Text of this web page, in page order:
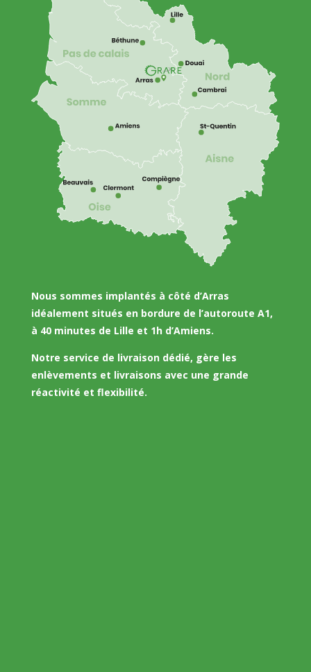
Nous sommes implantés à côté d’Arras
idéalement situés en bordure de l’autoroute A1,
à 40 minutes de Lille et 1h d’Amiens.
Notre service de livraison dédié, gère les
enlèvements et livraisons avec une grande
réactivité et flexibilité.